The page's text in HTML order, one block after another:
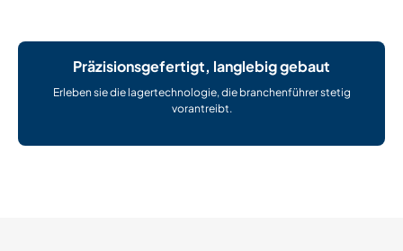
Präzisionsgefertigt, langlebig gebaut
Erleben sie die lagertechnologie, die branchenführer stetig
vorantreibt.